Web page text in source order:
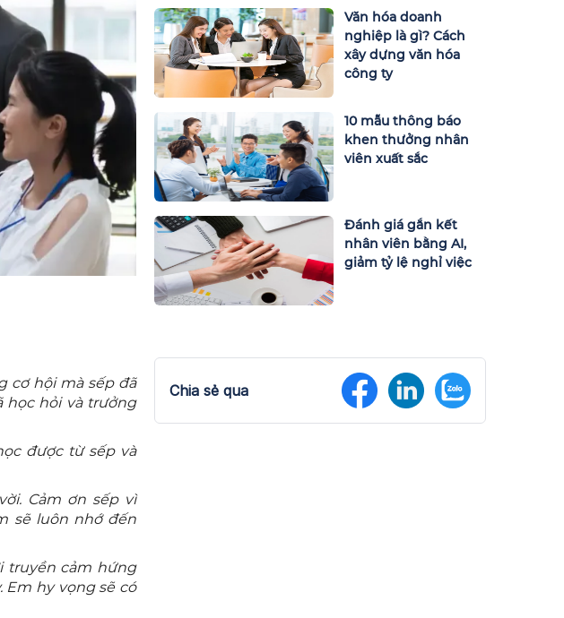
cơ hội mà sếp đã
học hỏi và trưởng
được từ sếp và
Cảm ơn sếp vì
sẽ luôn nhớ đến
truyền cảm hứng
Em hy vọng sẽ có
Văn hóa doanh
nghiệp là gì? Cách
xây dựng văn hóa
công ty
10 mẫu thông báo
khen thưởng nhân
viên xuất sắc
Đánh giá gắn kết
nhân viên bằng AI,
giảm tỷ lệ nghỉ việc
Chia sẻ qua